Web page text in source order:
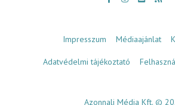
Impresszum Médiaajánlat
Adatvédelmi tájékoztató
Azonnali Média Kft. ©